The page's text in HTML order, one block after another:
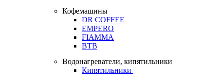
Кофемашины
DR COFFEE
EMPERO
FIAMMA
BTB
Водонагреватели, кипятильники
Кипятильники